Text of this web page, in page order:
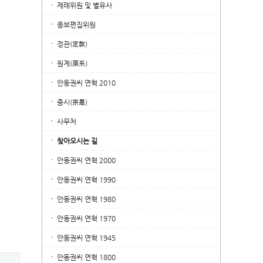
제례위원 및 별유사
종보편집위원
정관(定款)
원계(原系)
안동권씨 연혁 2010
종시(宗是)
사무처
찾아오시는 길
안동권씨 연혁 2000
안동권씨 연혁 1990
안동권씨 연혁 1980
안동권씨 연혁 1970
안동권씨 연혁 1945
안동권씨 연혁 1800